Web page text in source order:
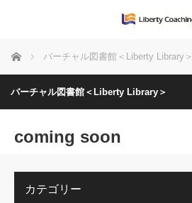
ホーム バーチャル図書館＜Liberty Library＞
バーチャル図書館＜Liberty Library＞
coming soon
カテゴリー